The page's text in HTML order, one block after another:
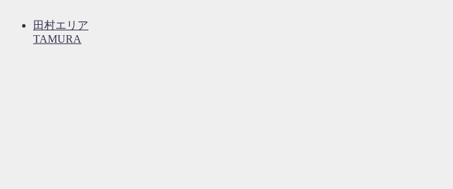
田村エリア
TAMURA